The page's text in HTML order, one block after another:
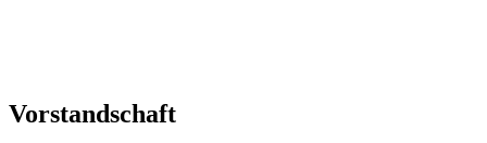
Vorstandschaft